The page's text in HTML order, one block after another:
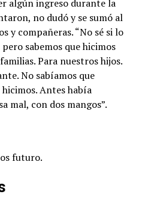
algún ingreso durante la
no dudó y se sumó al
y compañeras. “No sé si lo
sabemos que hicimos
Para nuestros hijos.
No sabíamos que
Antes había
mal, con dos mangos”.
futuro.